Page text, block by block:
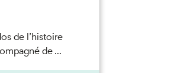
de l’histoire
de ...